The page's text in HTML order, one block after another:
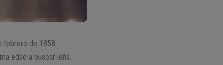
febrero de 1858
edad a buscar leña.